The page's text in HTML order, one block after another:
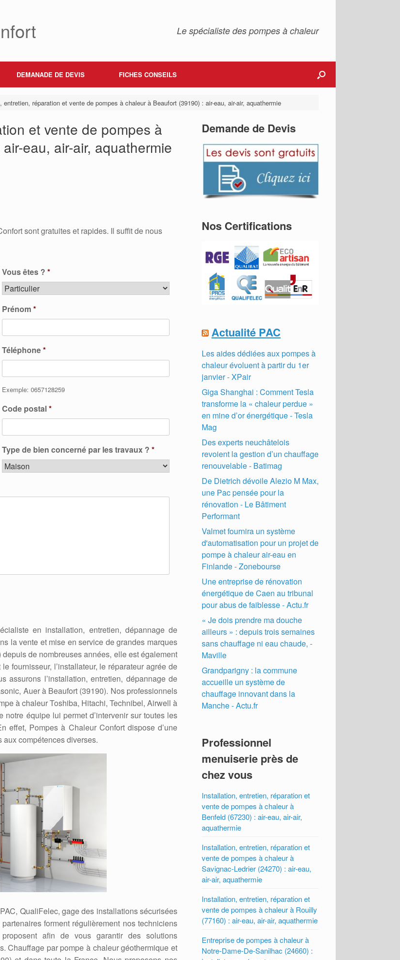
Le spécialiste des pompes à chaleur
DEMANADE DE DEVIS FICHES CONSEILS
entretien, réparation et vente de pompes à chaleur à Beaufort (39190) : air-eau, air-air, aquathermie
et vente de pompes à
eau, air-air, aquathermie
sont gratuites et rapides. Il suffit de nous
Vous êtes ? *
Prénom*
Téléphone*
Exemple: 0657128259
Code postal*
Type de bien concerné par les travaux ? *
en installation, entretien, dépannage de
la vente et mise en service de grandes marques
de nombreuses années, elle est également
fournisseur, l’installateur, le réparateur agrée de
assurons l’installation, entretien, dépannage de
Auer à Beaufort (39190). Nos professionnels
à chaleur Toshiba, Hitachi, Technibel, Airwell à
notre équipe lui permet d’intervenir sur toutes les
effet, Pompes à Chaleur Confort dispose d’une
compétences diverses.
QualiFelec, gage des installations sécurisées
forment régulièrement nos techniciens
afin de vous garantir des solutions
Chauffage par pompe à chaleur géothermique et
Demande de Devis
Nos Certifications
Actualité PAC
Les aides dédiées aux pompes à
chaleur évoluent à partir du 1er
janvier - XPair
Giga Shanghai : Comment Tesla
transforme la « chaleur perdue »
en mine d’or énergétique - Tesla
Mag
Des experts neuchâtelois
revoient la gestion d’un chauffage
renouvelable - Batimag
De Dietrich dévoile Alezio M Max,
une Pac pensée pour la
rénovation - Le Bâtiment
Performant
Valmet fournira un système
d'automatisation pour un projet de
pompe à chaleur air-eau en
Finlande - Zonebourse
Une entreprise de rénovation
énergétique de Caen au tribunal
pour abus de faiblesse - Actu.fr
« Je dois prendre ma douche
ailleurs » : depuis trois semaines
sans chauffage ni eau chaude, -
Maville
Grandparigny : la commune
accueille un système de
chauffage innovant dans la
Manche - Actu.fr
Professionnel
menuiserie près de
chez vous
Installation, entretien, réparation et
vente de pompes à chaleur à
Benfeld (67230) : air-eau, air-air,
aquathermie
Installation, entretien, réparation et
vente de pompes à chaleur à
Savignac-Ledrier (24270) : air-eau,
air-air, aquathermie
Installation, entretien, réparation et
vente de pompes à chaleur à Rouilly
(77160) : air-eau, air-air, aquathermie
Entreprise de pompes à chaleur à
Notre-Dame-De-Sanilhac (24660) :